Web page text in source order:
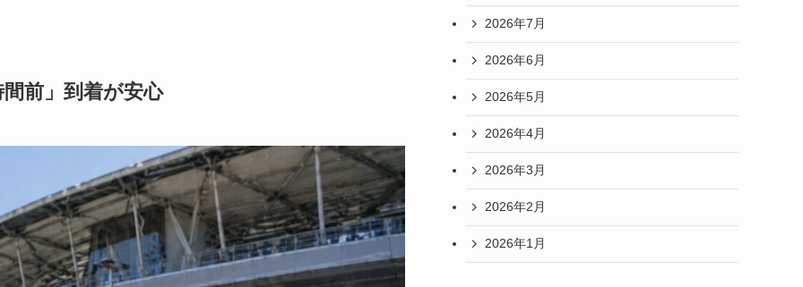
前」到着が安心
2026年7月
2026年6月
2026年5月
2026年4月
2026年3月
2026年2月
2026年1月